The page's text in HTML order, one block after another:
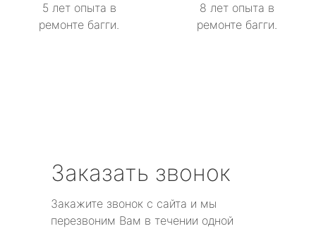
5 лет опыта в
ремонте багги.
8 лет опыта в
ремонте багги.
Заказать звонок
Закажите звонок с сайта и мы
перезвоним Вам в течении одной